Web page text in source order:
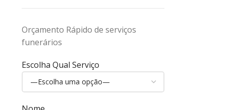
Orçamento Rápido de serviços
funerários
Escolha Qual Serviço